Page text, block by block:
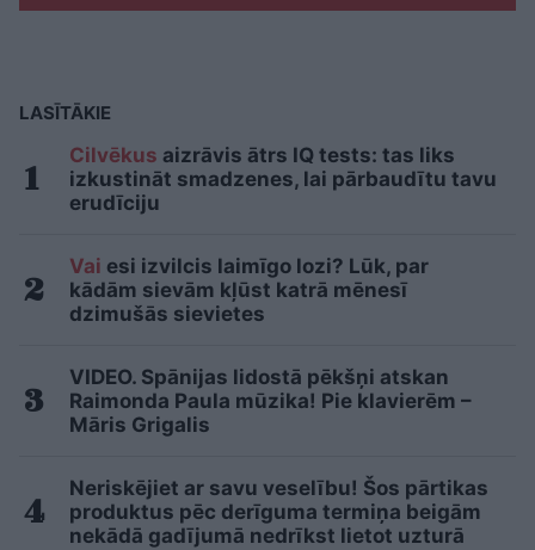
LASĪTĀKIE
Cilvēkus aizrāvis ātrs IQ tests: tas liks
izkustināt smadzenes, lai pārbaudītu tavu
erudīciju
Vai esi izvilcis laimīgo lozi? Lūk, par
kādām sievām kļūst katrā mēnesī
dzimušās sievietes
VIDEO. Spānijas lidostā pēkšņi atskan
Raimonda Paula mūzika! Pie klavierēm –
Māris Grigalis
Neriskējiet ar savu veselību! Šos pārtikas
produktus pēc derīguma termiņa beigām
nekādā gadījumā nedrīkst lietot uzturā